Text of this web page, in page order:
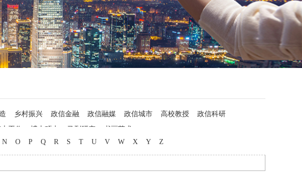
乡村振兴 政信金融 政信融媒 政信城市 高校教授
政信科研
工作 博士硕士 马列研究
书画艺术
N O P Q R S T U V W X Y Z